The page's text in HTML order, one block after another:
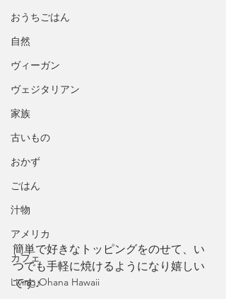
おうちごはん
自然
ヴィーガン
ヴェジタリアン
家族
古いもの
おかず
ごはん
汁物
アメリカ
カフェ
Living Ohana Hawaii
簡単で好きなトッピングをのせて、い
つでも手軽に焼けるようになり嬉しい
です♪